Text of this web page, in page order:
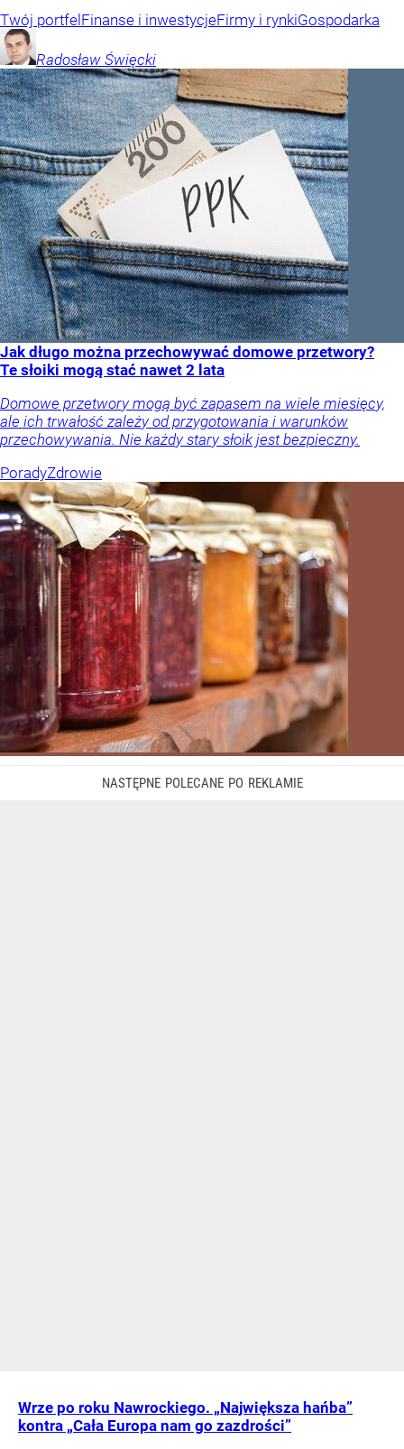
Twój portfel Finanse i inwestycjeFirmy i rynkiGospodarka
Radosław Święcki
Jak długo można przechowywać domowe przetwory?
Te słoiki mogą stać nawet 2 lata
Domowe przetwory mogą być zapasem na wiele miesięcy,
ale ich trwałość zależy od przygotowania i warunków
przechowywania. Nie każdy stary słoik jest bezpieczny.
PoradyZdrowie
Wrze po roku Nawrockiego. „Największa hańba”
kontra „Cała Europa nam go zazdrości”